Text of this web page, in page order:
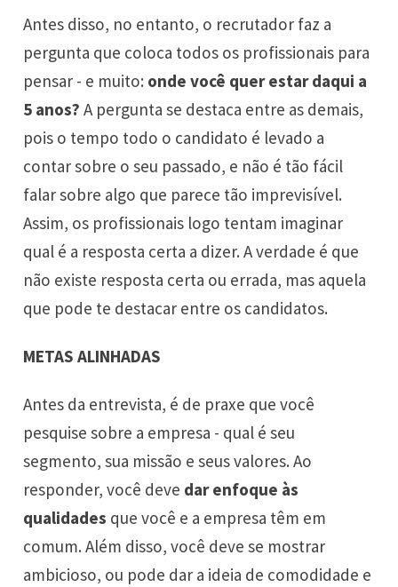
Antes disso, no entanto, o recrutador faz a
pergunta que coloca todos os profissionais para
pensar - e muito: onde você quer estar daqui a
5 anos? A pergunta se destaca entre as demais,
pois o tempo todo o candidato é levado a
contar sobre o seu passado, e não é tão fácil
falar sobre algo que parece tão imprevisível.
Assim, os profissionais logo tentam imaginar
qual é a resposta certa a dizer. A verdade é que
não existe resposta certa ou errada, mas aquela
que pode te destacar entre os candidatos.
METAS ALINHADAS
Antes da entrevista, é de praxe que você
pesquise sobre a empresa - qual é seu
segmento, sua missão e seus valores. Ao
responder, você deve dar enfoque às
qualidades que você e a empresa têm em
comum. Além disso, você deve se mostrar
ambicioso, ou pode dar a ideia de comodidade e